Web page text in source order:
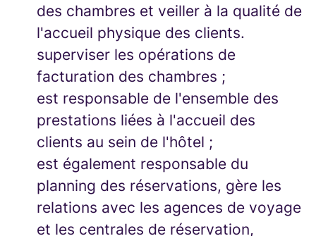
des chambres et veiller à la qualité de
l'accueil physique des clients.
superviser les opérations de
facturation des chambres ;
est responsable de l'ensemble des
prestations liées à l'accueil des
clients au sein de l'hôtel ;
est également responsable du
planning des réservations, gère les
relations avec les agences de voyage
et les centrales de réservation,